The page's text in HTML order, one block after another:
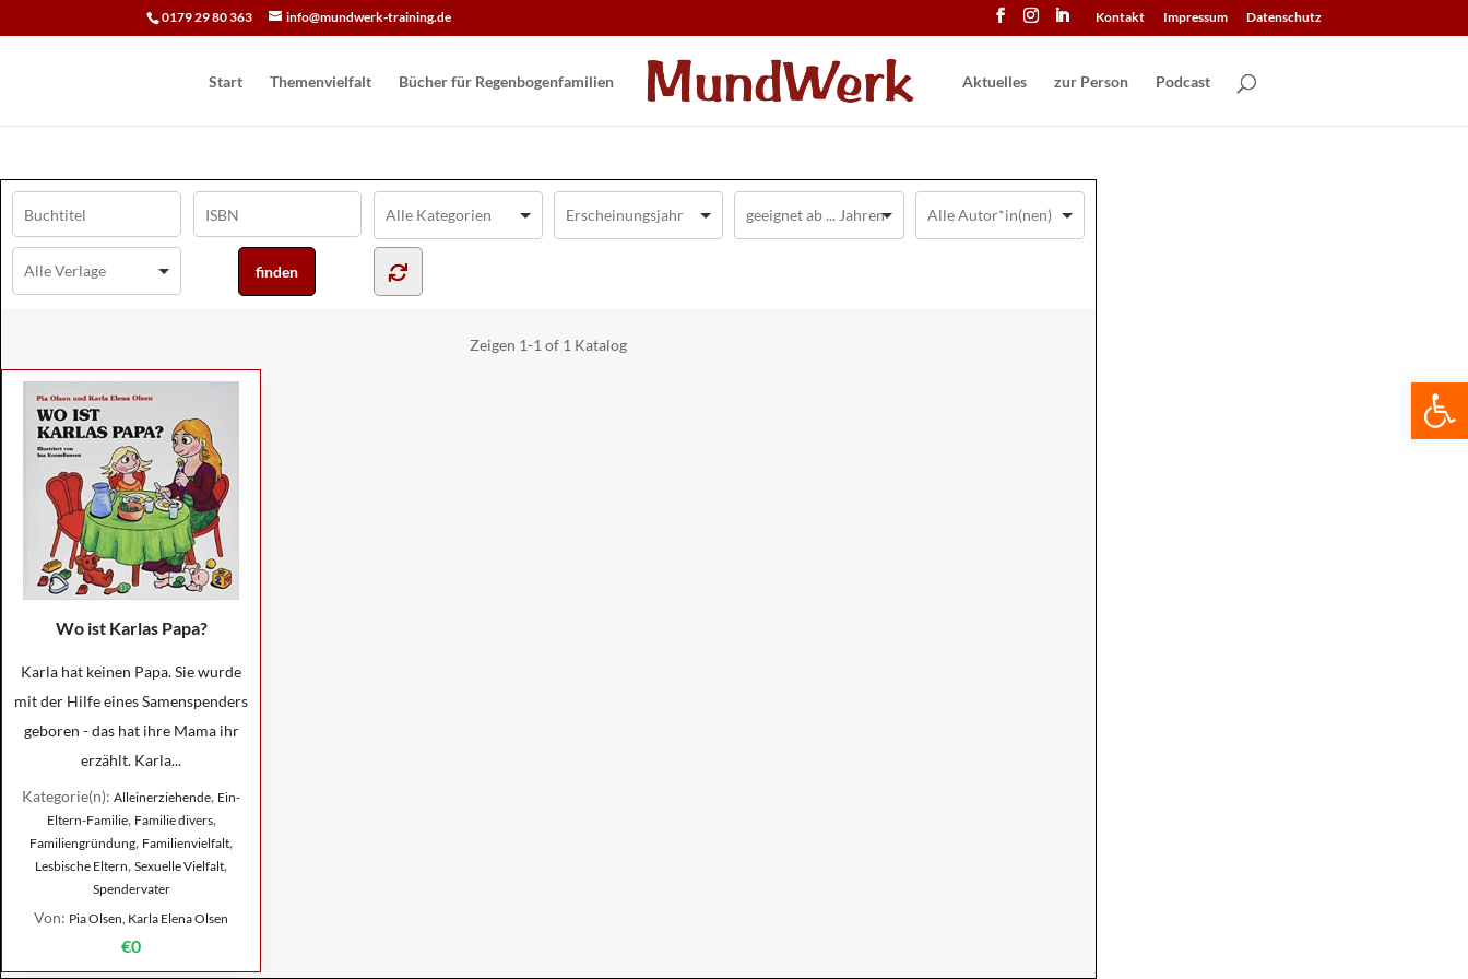
0179 29 80 363 info@mundwerk-training.de Kontakt Impressum Datenschutz
Start Themenvielfalt Bücher für Regen­bogen­familien Aktuelles zur Person Podcast
Zeigen 1-1 of 1 Katalog
Wo ist Karlas Papa?
Karla hat keinen Papa. Sie wurde
mit der Hilfe eines Samenspenders
geboren - das hat ihre Mama ihr
erzählt. Karla...
Kategorie(n): Alleinerziehende, Ein-
Eltern-Familie, Familie divers,
Familiengründung, Familienvielfalt,
Lesbische Eltern, Sexuelle Vielfalt,
Spendervater
Von: Pia Olsen, Karla Elena Olsen
€0